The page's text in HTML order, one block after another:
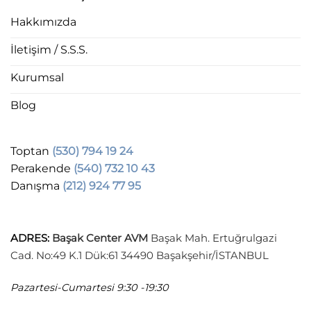
Hakkımızda
İletişim / S.S.S.
Kurumsal
Blog
Toptan (530) 794 19 24
Perakende (540) 732 10 43
Danışma (212) 924 77 95
ADRES: Başak Center AVM Başak Mah. Ertuğrulgazi
Cad. No:49 K.1 Dük:61 34490 Başakşehir/İSTANBUL
Pazartesi-Cumartesi 9:30 -19:30